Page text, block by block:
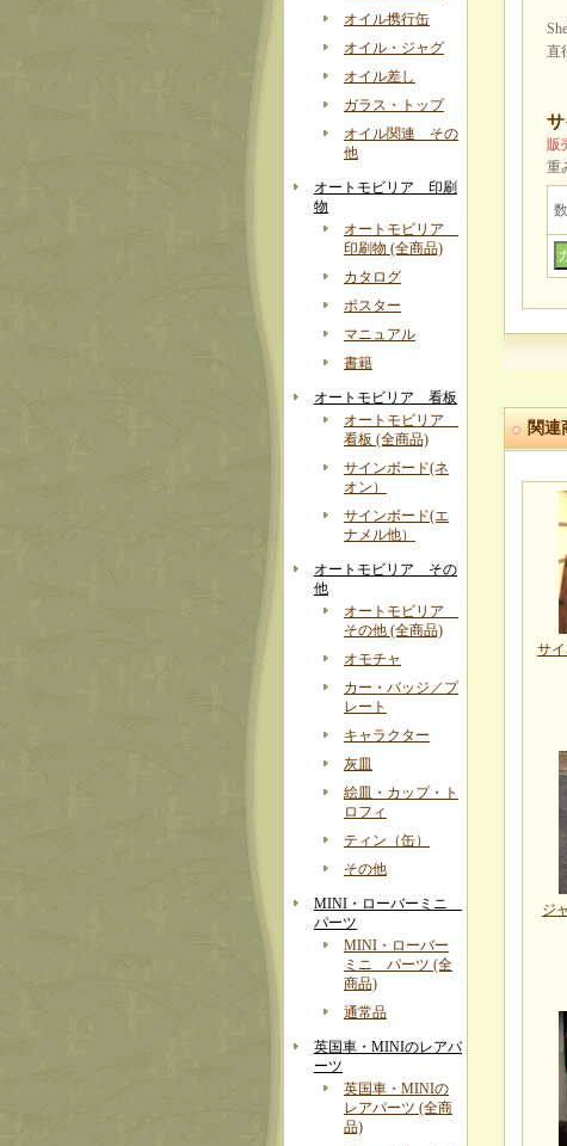
オイル携行缶
オイル・ジャグ
オイル差し
ガラス・トップ
オイル関連 その
他
オートモビリア 印刷
物
オートモビリア
印刷物 (全商品)
カタログ
ポスター
マニュアル
書籍
オートモビリア 看板
オートモビリア
看板 (全商品)
サインボード(ネ
オン）
サインボード(エ
ナメル他）
オートモビリア その
他
オートモビリア
その他 (全商品)
オモチャ
カー・バッジ／プ
レート
キャラクター
灰皿
絵皿・カップ・ト
ロフィ
ティン（缶）
その他
MINI・ローバーミニ
パーツ
MINI・ローバー
ミニ パーツ (全
商品)
通常品
英国車・MINIのレアパ
ーツ
英国車・MINIの
レアパーツ (全商
品)
直
販
重
関連
サ
ジ